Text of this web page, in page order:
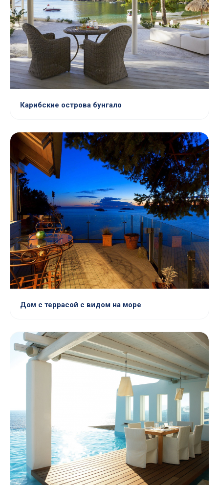
Карибские острова бунгало
Дом с террасой с видом на море